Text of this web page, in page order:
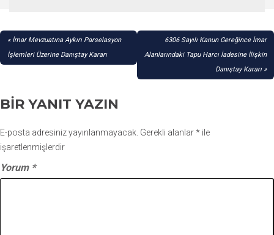
YAZI
GEZINMESI
İmar Mevzuatına Aykırı Parselasyon
İşlemleri Üzerine Danıştay Kararı
6306 Sayılı Kanun Gereğince İmar
Alanlarındaki Tapu Harcı İadesine İlişkin
Danıştay Kararı
BIR YANIT YAZIN
E-posta adresiniz yayınlanmayacak. Gerekli alanlar* ile
işaretlenmişlerdir
Yorum *